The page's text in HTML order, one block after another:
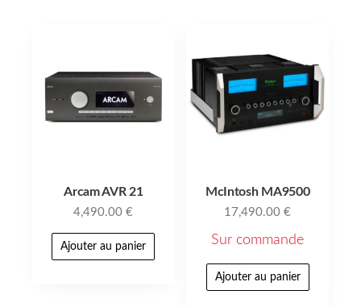
Arcam AVR 21
4,490.00€
Ajouter au panier
McIntosh MA9500
17,490.00€
Sur commande
Ajouter au panier